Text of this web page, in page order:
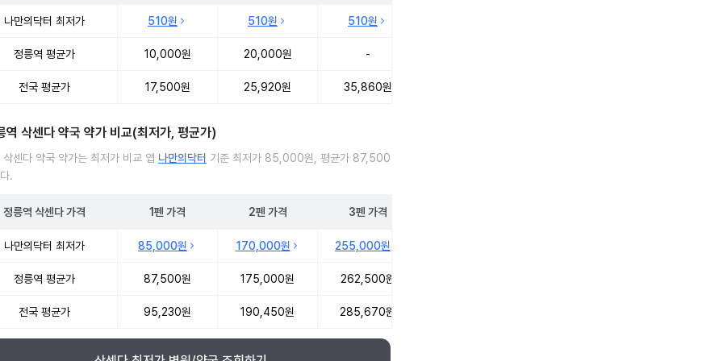
나만의닥터 최저가 510원 510원 510원
정릉역 평균가 10,000원 20,000원 -
전국 평균가 17,500원 25,920원 35,860원
역 삭센다 약국 약가 비교(최저가, 평균가)
삭센다 약국 약가는 최저가 비교 앱 나만의닥터 기준 최저가 85,000원, 평균가 87,500
.
정릉역 삭센다가격 1펜 가격 2펜 가격 3펜 가격
나만의닥터 최저가 85,000원 170,000원 255,000원
정릉역 평균가 87,500원 175,000원 262,500원
전국 평균가 95,230원 190,450원 285,670원